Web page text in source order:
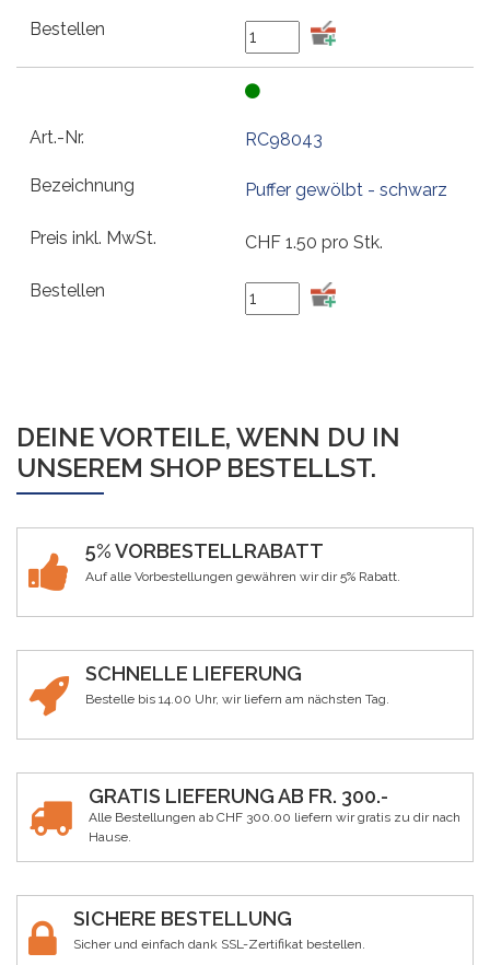
RC98043
Puffer gewölbt - schwarz
CHF 1.50 pro Stk.
DEINE VORTEILE, WENN DU IN
UNSEREM SHOP BESTELLST.
5% VORBESTELLRABATT
Auf alle Vorbestellungen gewähren wir dir 5% Rabatt.
SCHNELLE LIEFERUNG
Bestelle bis 14.00 Uhr, wir liefern am nächsten Tag.
GRATIS LIEFERUNG AB FR. 300.-
Alle Bestellungen ab CHF 300.00 liefern wir gratis zu dir nach
Hause.
SICHERE BESTELLUNG
Sicher und einfach dank SSL-Zertifikat bestellen.